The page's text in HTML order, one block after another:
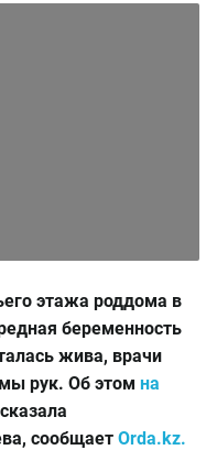
этажа роддома в
беременность
жива, врачи
рук. Об этом на
сообщает Оrda.kz.